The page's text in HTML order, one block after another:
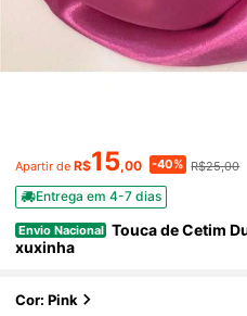
Apartir de R$15,00 -40% R$25,00
Entrega em 4-7 dias
Envio Nacional Touca de Cetim
xuxinha
Cor: Pink